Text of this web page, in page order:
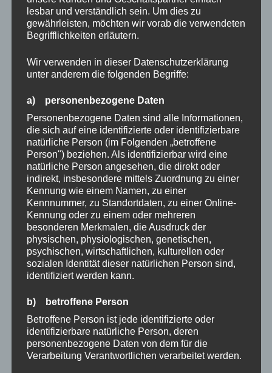
lesbar und verständlich sein. Um dies zu
gewährleisten, möchten wir vorab die verwendeten
Begrifflichkeiten erläutern.
Wir verwenden in dieser Datenschutzerklärung
unter anderem die folgenden Begriffe:
a) personenbezogene Daten
Personenbezogene Daten sind alle Informationen,
die sich auf eine identifizierte oder identifizierbare
natürliche Person (im Folgenden „betroffene
Person") beziehen. Als identifizierbar wird eine
natürliche Person angesehen, die direkt oder
indirekt, insbesondere mittels Zuordnung zu einer
Kennung wie einem Namen, zu einer
Kennnummer, zu Standortdaten, zu einer Online-
Kennung oder zu einem oder mehreren
besonderen Merkmalen, die Ausdruck der
physischen, physiologischen, genetischen,
psychischen, wirtschaftlichen, kulturellen oder
sozialen Identität dieser natürlichen Person sind,
identifiziert werden kann.
b) betroffene Person
Betroffene Person ist jede identifizierte oder
identifizierbare natürliche Person, deren
personenbezogene Daten von dem für die
Verarbeitung Verantwortlichen verarbeitet werden.